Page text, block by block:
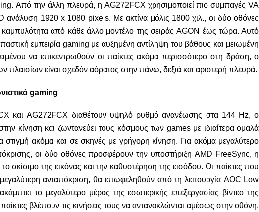
. Από την άλλη πλευρά, η AG272FCX χρησιμοποιεί πιο συμπαγέςVA
ανάλυση 1920x 1080 pixels. Με ακτίνα μόλις 1800 χιλ., οι δύο οθόνες
καμπυλότητα από κάθε άλλο μοντέλο της σειράςAGON έως τώρα. Αυτό
εμπειρία gaming με αυξημένη αντίληψη του βάθους και μειωμένη
να επικεντρωθούν οι παίκτες ακόμα περισσότερο στη δράση, ο
πλαισίων είναι σχεδόν αόρατος στην πάνω, δεξιά και αριστερή πλευρά.
gaming
καιAG272FCX διαθέτουν υψηλό ρυθμό ανανέωσης στα 144 Hz, ο
κίνηση και ζωντανεύει τους κόσμους των gamesμε ιδιαίτερα ομαλά
στιγμή ακόμα και σε σκηνές με γρήγορη κίνηση. Για ακόμα μεγαλύτερο
οι δύο οθόνες προσφέρουν την υποστήριξη AMD FreeSync, η
σκίσιμο της εικόνας και την καθυστέρηση της εισόδου. Οι παίκτες που
ανταπόκριση, θα επωφεληθούν από τη λειτουργία AOC Low
το μεγαλύτερο μέρος της εσωτερικής επεξεργασίας βίντεο της
βλέπουν τις κινήσεις τους να αντανακλώνται αμέσως στην οθόνη,